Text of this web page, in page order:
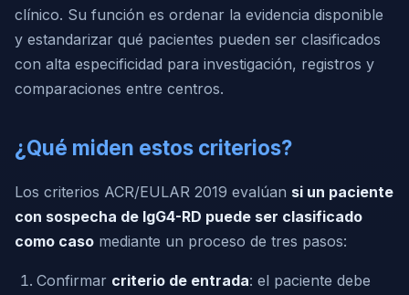
clínico. Su función es ordenar la evidencia disponible
y estandarizar qué pacientes pueden ser clasificados
con alta especificidad para investigación, registros y
comparaciones entre centros.
¿Qué miden estos criterios?
Los criterios ACR/EULAR 2019 evalúan si un paciente
con sospecha de IgG4-RD puede ser clasificado
como caso mediante un proceso de tres pasos:
Confirmar criterio de entrada: el paciente debe